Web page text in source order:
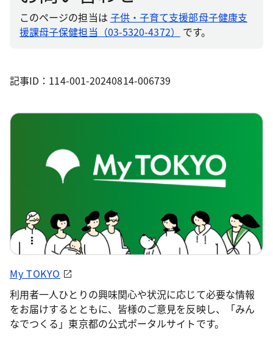
このページの担当は 子供・子育て支援部母子健康支
援課母子保健担当（03-5320-4372）
です。
記事ID：114-001-20240814-006739
My TOKYO
利用者一人ひとりの興味関心や状況に応じて必要な情報
をお届けするとともに、皆様のご意見を反映し、「みん
なでつくる」東京都の公式ポータルサイトです。